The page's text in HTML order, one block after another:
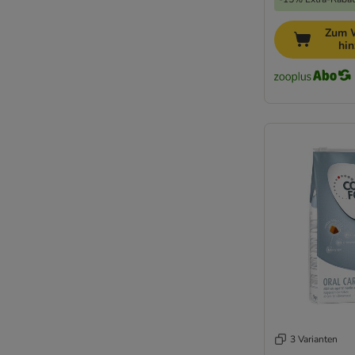
Zum
3 Varianten